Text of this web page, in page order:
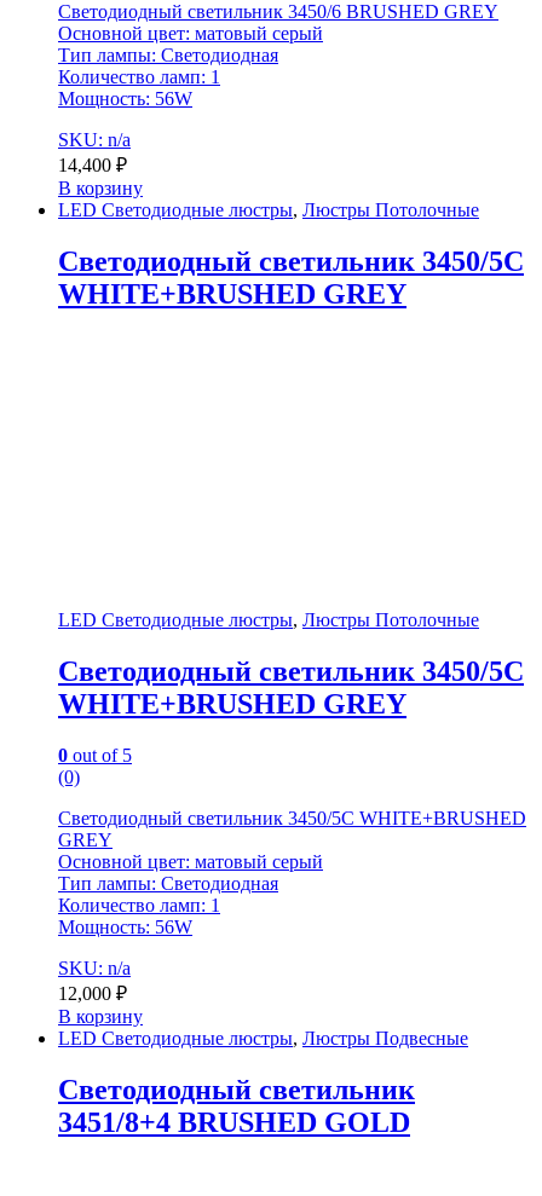
Светодиодный светильник 3450/6 BRUSHED GREY
Основной цвет: матовый серый
Тип лампы: Светодиодная
Количество ламп: 1
Мощность: 56W
SKU: n/a
14,400 ₽
В корзину
LED Светодиодные люстры, Люстры Потолочные
Светодиодный светильник 3450/5C
WHITE+BRUSHED GREY
LED Светодиодные люстры, Люстры Потолочные
Светодиодный светильник 3450/5C
WHITE+BRUSHED GREY
0 out of 5
(0)
Светодиодный светильник 3450/5C WHITE+BRUSHED
GREY
Основной цвет: матовый серый
Тип лампы: Светодиодная
Количество ламп: 1
Мощность: 56W
SKU: n/a
12,000 ₽
В корзину
LED Светодиодные люстры, Люстры Подвесные
Светодиодный светильник
3451/8+4 BRUSHED GOLD